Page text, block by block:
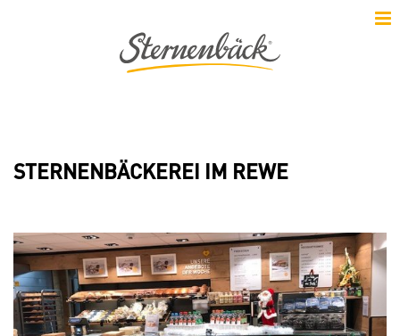
STERNENBÄCKEREI IM REWE